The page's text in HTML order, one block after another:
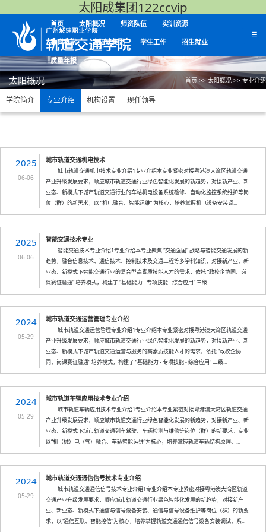
太阳成集团122ccvip
首页 太阳概况 师资队伍 实训资源
教育教学 太阳成集团 学生工作 招生就业
质量年报
☰
太阳概况 首页>>太阳概况 >> 专业介绍
学院简介 专业介绍 机构设置 现任领导
2025
06-06
城市轨道交通机电技术
城市轨道交通机电技术专业介绍1专业介绍本专业紧密对接粤港澳大湾区轨道交通
产业升级发展要求，顺应城市轨道交通行业绿色智能化发展的新趋势，对接新产业、新
业态、新模式下城市轨道交通行业的车站机电设备系统检修、自动化监控系统维护等岗
位（群）的新需求，以 “机电融合、智能运维” 为核心，培养掌握机电设备安装调...
2025
06-06
智能交通技术专业
智能交通技术专业介绍1专业介绍本专业聚焦 “交通强国” 战略与智能交通发展的新
趋势，融合信息技术、通信技术、控制技术及交通工程等多学科知识，对接新产业、新
业态、新模式下智能交通行业的复合型高素质技能人才的需求，依托 “政校企协同、岗
课赛证融通” 培养模式，构建了 “基础能力 - 专项技能 - 综合应用” 三级...
2024
05-29
城市轨道交通运营管理专业介绍
城市轨道交通运营管理专业介绍1专业介绍本专业紧密对接粤港澳大湾区轨道交通
产业升级发展要求，顺应城市轨道交通行业绿色智能化发展的新趋势，对接新产业、新
业态、新模式下城市轨道交通运营与服务的高素质技能人才的需求，依托 “政校企协
同、岗课赛证融通” 培养模式，构建了 “基础能力 - 专项技能 - 综合应用” 三级...
2024
05-29
城市轨道车辆应用技术专业介绍
城市轨道车辆应用技术专业介绍1专业介绍本专业紧密对接粤港澳大湾区轨道交通
产业升级发展要求，顺应城市轨道交通行业绿色智能化发展的新趋势，对接新产业、新
业态、新模式下城市轨道交通列车驾驶、车辆检测与维修等岗位（群）的新要求。专业
以“机（械）电（气）融合、车辆智能运维”为核心，培养掌握轨道车辆结构原理、...
2024
05-29
城市轨道交通通信信号技术专业介绍
城市轨道交通通信信号技术专业介绍1专业介绍本专业紧密对接粤港澳大湾区轨道
交通产业升级发展要求，顺应城市轨道交通行业绿色智能化发展的新趋势，对接新产
业、新业态、新模式下通信与信号设备安装、通信与信号设备维护等岗位（群）的新要
求，以“通信互联、智能控信”为核心，培养掌握轨道交通通信信号设备安装调试、系...